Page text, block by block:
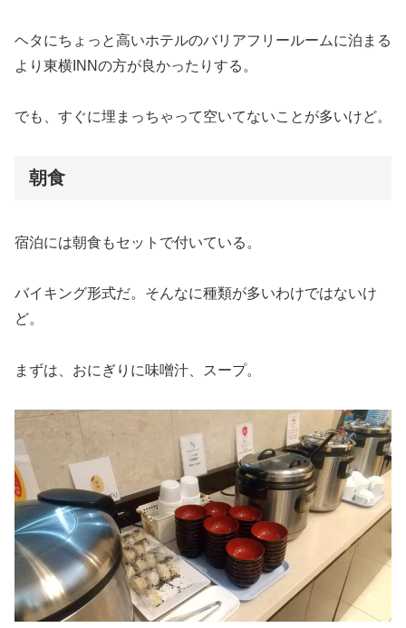
ヘタにちょっと高いホテルのバリアフリールームに泊まる
より東横INNの方が良かったりする。
でも、すぐに埋まっちゃって空いてないことが多いけど。
朝食
宿泊には朝食もセットで付いている。
バイキング形式だ。そんなに種類が多いわけではないけ
ど。
まずは、おにぎりに味噌汁、スープ。